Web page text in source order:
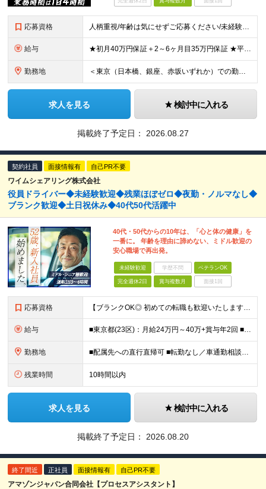
応募資格 人柄重視/年齢は気にせずご応募ください/未経験OK ■普通自動車免許（AT限定可）を取得して3年以上経過している方 ※前職・学歴・ブランク・転職回数などは一切不問です。 <2種免許取得代は全額会社
給与 ★初月40万円保証＋2～6ヶ月目35万円保証 ★平均年収600万円 月給236,000円（一律手当含む）＋運転手当（運転した時間に応じて支給）＋残業代＋賞与年2回 ※基礎研修期間（10日間）は日給1
勤務地 ＜東京（日本橋、銀座、赤坂いずれか）での勤務となります！＞ ■中央営業所／東京都中央区日本橋兜町1-13 ■銀座営業所／東京都中央区銀座1-11-3 ■赤坂営業所／東京都千代田区永田町2-11-1
求人を見る 検討中に入れる
掲載終了予定日： 2026.08.27
契約社員 面接情報有 自己PR不要
ワイムシェアリング株式会社
役員ドライバー◆未経験歓迎◆残業ほぼゼロ◆夜勤・ノルマなし◆
ブランク歓迎◆土日祝休み◆40代50代活躍中
40代・50代からの10年は、「心と体の健康」を
一番に。 年齢を理由に諦めない、ミドル歓迎の
安心職場で再出発。
未経験歓迎 学歴不問 ベテランOK
完全週休2日 賞与複数月 面接1回
応募資格 【ブランクOK◎ 初めての転職も歓迎いたします】 ■普通自動車運転免許(AT限定可) ■ドライバー経験者優遇(業界・年数不問) ■高卒以上 ＜先輩たちの転職理由は…＞ 「50代になり、働き方を見直し
給与 ■東京都(23区)：月給24万円～40万+賞与年2回 ■東京都(町田市)：月給24万円～27万+賞与年2回 ■富山県(富山市)：月給23-24万円+賞与年2回 ■福岡県(福岡市)：月給24-38
勤務地 ■配属先への直行直帰可 ■転勤なし／車通勤相談可 以下いずれかの配属先にて勤務いただきます。 ・東京都(23区) ・東京都(町田市) ・富山県(富山市) ・福岡県(福岡市) 【本社】 東京都新
残業時間 10時間以内
求人を見る 検討中に入れる
掲載終了予定日： 2026.08.20
終了間近 正社員 面接情報有 自己PR不要
アマゾンジャパン合同会社【プロセスアシスタント】